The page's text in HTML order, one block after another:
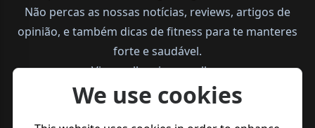
Não percas as nossas notícias, reviews, artigos de
opinião, e também dicas de fitness para te manteres
forte e saudável.
Vive melhor, joga melhor.
We use cookies